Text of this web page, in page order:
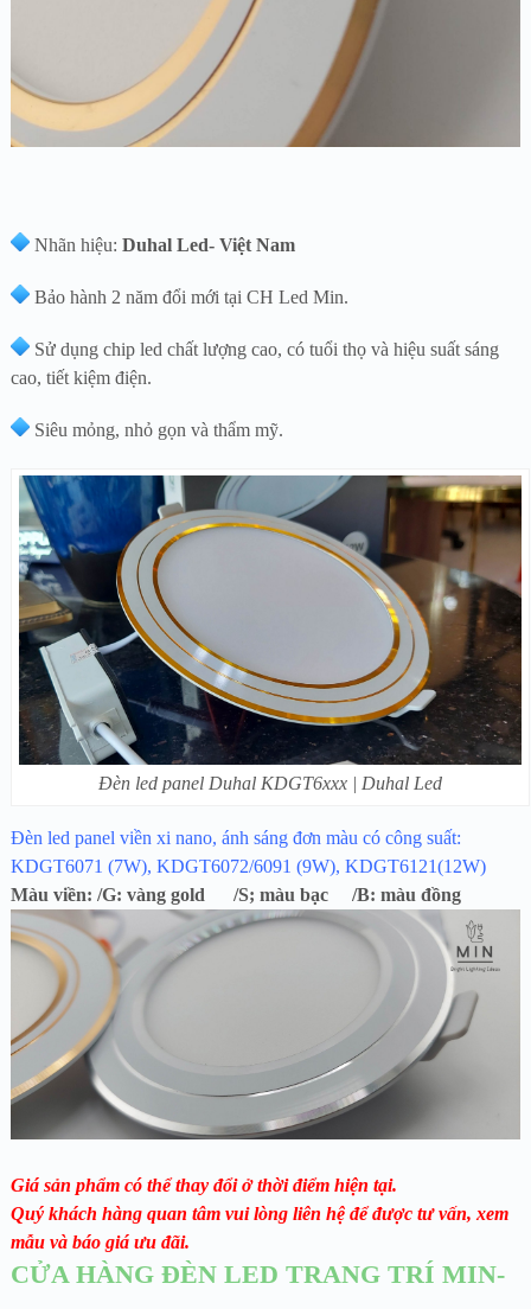
Nhãn hiệu: Duhal Led- Việt Nam
Bảo hành 2 năm đổi mới tại CH Led Min.
Sử dụng chip led chất lượng cao, có tuổi thọ và hiệu suất sáng
cao, tiết kiệm điện.
Siêu mỏng, nhỏ gọn và thẩm mỹ.
Đèn led panel Duhal KDGT6xxx | Duhal Led
Đèn led panel viền xi nano, ánh sáng đơn màu có công suất:
KDGT6071 (7W), KDGT6072/6091 (9W), KDGT6121(12W)
Màu viền: /G: vàng gold /S; màu bạc /B: màu đồng
Giá sản phẩm có thể thay đổi ở thời điểm hiện tại.
Quý khách hàng quan tâm vui lòng liên hệ để được tư vấn, xem
mẫu và báo giá ưu đãi.
CỬA HÀNG ĐÈN LED TRANG TRÍ MIN-